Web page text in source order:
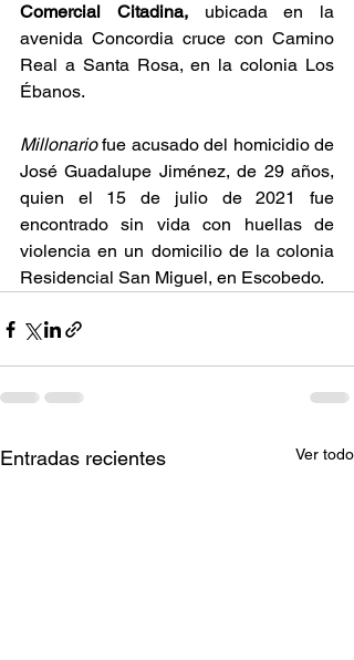
Comercial Citadina, ubicada en la
avenida Concordia cruce con Camino
Real a Santa Rosa, en la colonia Los
Ébanos.
Millonario fue acusado del homicidio de
José Guadalupe Jiménez, de 29 años,
quien el 15 de julio de 2021 fue
encontrado sin vida con huellas de
violencia en un domicilio de la colonia
Residencial San Miguel, en Escobedo.
Entradas recientes Ver todo